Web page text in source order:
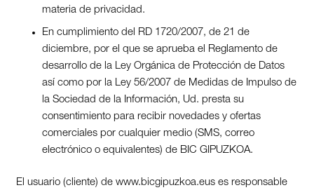
materia de privacidad.
En cumplimiento del RD 1720/2007, de 21 de
diciembre, por el que se aprueba el Reglamento de
desarrollo de la Ley Orgánica de Protección de Datos
así como por la Ley 56/2007 de Medidas de Impulso de
la Sociedad de la Información, Ud. presta su
consentimiento para recibir novedades y ofertas
comerciales por cualquier medio (SMS, correo
electrónico o equivalentes) de BIC GIPUZKOA.
El usuario (cliente) de www.bicgipuzkoa.eus es responsable